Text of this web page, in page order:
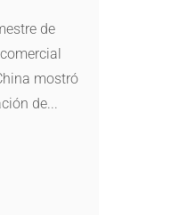
de
mostró
de...